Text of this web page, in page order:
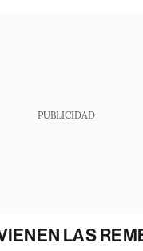
PUBLICIDAD
LAS